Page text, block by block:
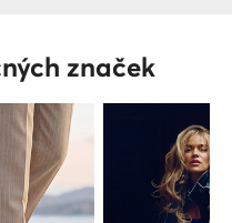
značek